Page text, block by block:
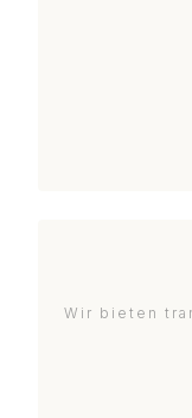
Wir bieten